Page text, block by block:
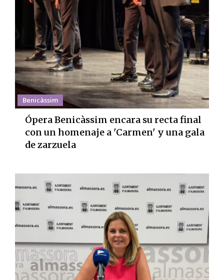
Benicàssim
Ópera Benicàssim encara su recta final
con un homenaje a 'Carmen' y una gala
de zarzuela